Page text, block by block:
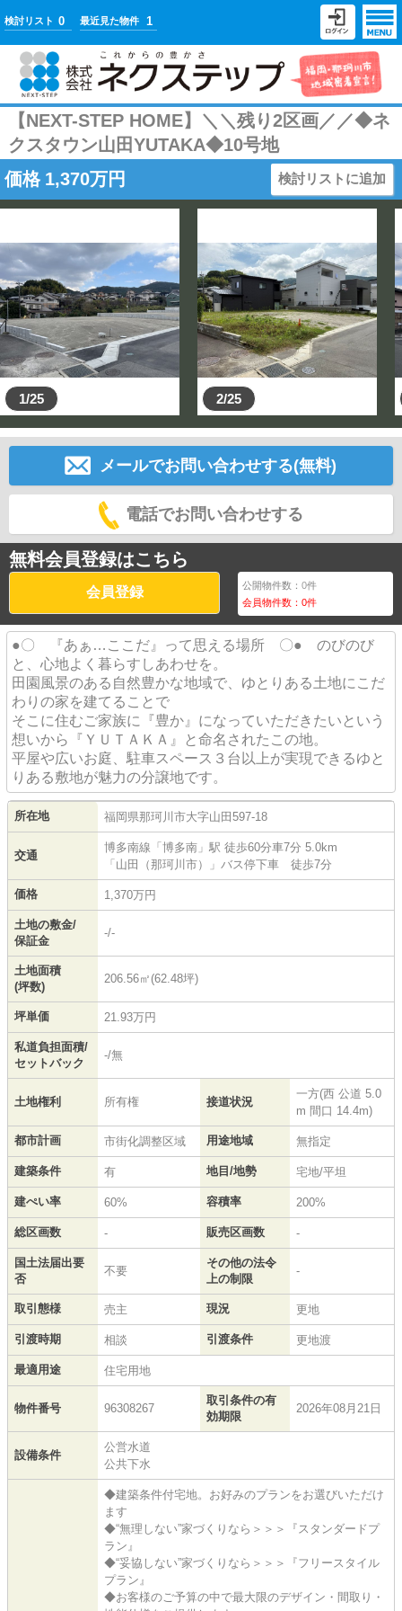
検討リスト 0 最近見た物件 1
【NEXT-STEP HOME】＼＼残り2区画／／◆ネ
クスタウン山田YUTAKA◆10号地
価格 1,370万円 検討リストに追加
1/25 2/25
メールでお問い合わせする(無料)
電話でお問い合わせする
無料会員登録はこちら
会員登録 公開物件数：0件
会員物件数：0件
●〇 『あぁ…ここだ』って思える場所 〇● のびのび
と、心地よく暮らすしあわせを。
田園風景のある自然豊かな地域で、ゆとりある土地にこだ
わりの家を建てることで
そこに住むご家族に『豊か』になっていただきたいという
想いから『ＹＵＴＡＫＡ』と命名されたこの地。
平屋や広いお庭、駐車スペース３台以上が実現できるゆと
りある敷地が魅力の分譲地です。
所在地 福岡県那珂川市大字山田 597-18
交通
博多南線 「 博多南 」駅 徒歩60分車7分 5.0km
「山田（那珂川市）」バス停下車 徒歩7分
価格 1,370万円
土地の敷金/
保証金
-/-
土地面積
(坪数)
206.56㎡(62.48坪)
坪単価 21.93万円
私道負担面積/
セットバック
-/無
土地権利 所有権 接道状況
一方(西 公道 5.0
m 間口 14.4m)
都市計画 市街化調整区域 用途地域 無指定
建築条件 有 地目/地勢 宅地/平坦
建ぺい率 60% 容積率 200%
総区画数 - 販売区画数 -
国土法届出要
否
不要
その他の法令
上の制限
-
取引態様 売主 現況 更地
引渡時期 相談 引渡条件 更地渡
最適用途 住宅用地
物件番号 96308267
取引条件の有
効期限
2026年08月21日
設備条件
公営水道
公共下水
◆建築条件付宅地。お好みのプランをお選びいただけ
ます
◆“無理しない”家づくりなら＞＞＞『スタンダードプ
ラン』
◆“妥協しない”家づくりなら＞＞＞『フリースタイル
プラン』
◆お客様のご予算の中で最大限のデザイン・間取り・